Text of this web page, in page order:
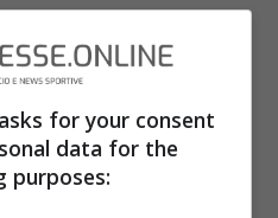
che i due sembrano
più volte. Anche
una relazione, nata
for your consent
data for the
purposes: